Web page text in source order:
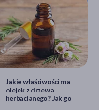
Jakie właściwości ma
olejek z drzewa
herbacianego? Jak go